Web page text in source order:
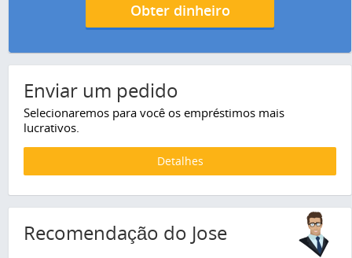
Obter dinheiro
Enviar um pedido
Selecionaremos para você os empréstimos mais
lucrativos.
Detalhes
Recomendação do Jose